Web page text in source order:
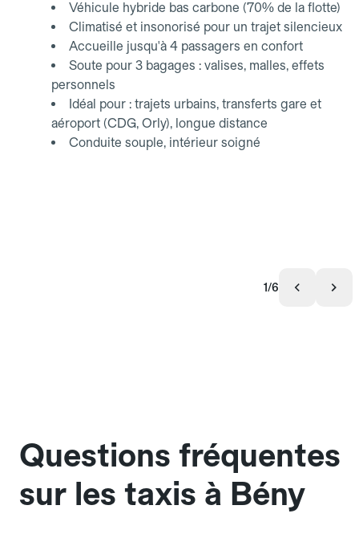
Véhicule hybride bas carbone (70% de la flotte)
Climatisé et insonorisé pour un trajet silencieux
Accueille jusqu'à 4 passagers en confort
Soute pour 3 bagages : valises, malles, effets
personnels
Idéal pour : trajets urbains, transferts gare et
aéroport (CDG, Orly), longue distance
Conduite souple, intérieur soigné
1/6
Questions fréquentes
sur les taxis à Bény